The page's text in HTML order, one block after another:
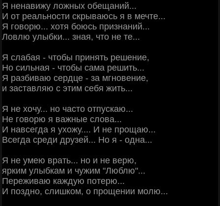
Я ненавижу ложных обещаний...
И от реальности скрываюсь я в мечте...
Я говорю... хотя боюсь признаний...
Ловлю улыбки... зная, что не те...
Я слабая - чтобы принять решение,
Но сильная - чтобы сама решить...
Я разбиваю сердце - за мгновение,
и заставляю с этим себя жить...
Я не хочу... но часто отпускаю...
Не говорю я важные слова...
И навсегда я ухожу.... И не прощаю...
Всегда среди друзей... Но я - одна...
Я не умею врать... но и не верю,
ярким улыбкам и чужим "Люблю"...
Переживаю каждую потерю...
И поздно, слишком, о прощении молю...